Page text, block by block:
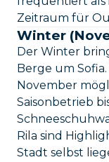
Zeitraum für
Winter
Der Winter
Berge um
November
Saisonbetrieb
Rila sind
Stadt selbst